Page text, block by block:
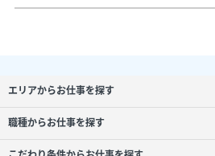
エリアからお仕事を探す
職種からお仕事を探す